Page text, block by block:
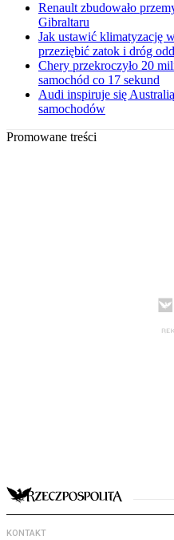
Renault zbudowało
Gibraltaru
Jak ustawić klimatyzację
przeziębić zatok i dróg
Chery przekroczyło 20
samochód co 17 sekund
Audi inspiruje się
samochodów
Promowane treści
KONTAKT